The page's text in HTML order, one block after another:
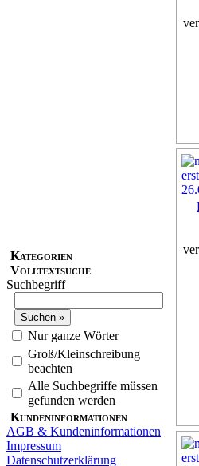
Kategorien
Volltextsuche
Suchbegriff
Nur ganze Wörter
Groß/Kleinschreibung
beachten
Alle Suchbegriffe müssen
gefunden werden
Kundeninformationen
AGB & Kundeninformationen
Impressum
Datenschutzerklärung